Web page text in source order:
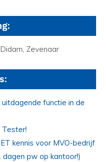
Zevenaar
functie in de
kennis voor MVO-bedrijf
dagen pw op kantoor!)